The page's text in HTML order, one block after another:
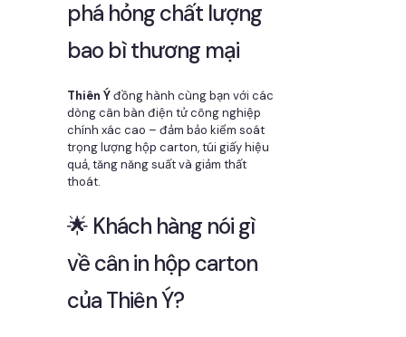
phá hỏng chất lượng
bao bì thương mại
Thiên Ýđồng hành cùng bạn với các
dòng cân bàn điện tử công nghiệp
chính xác cao – đảm bảo kiểm soát
trọng lượng hộp carton, túi giấy hiệu
quả, tăng năng suất và giảm thất
thoát.
🌟 Khách hàng nói gì
về cân in hộp carton
của Thiên Ý?